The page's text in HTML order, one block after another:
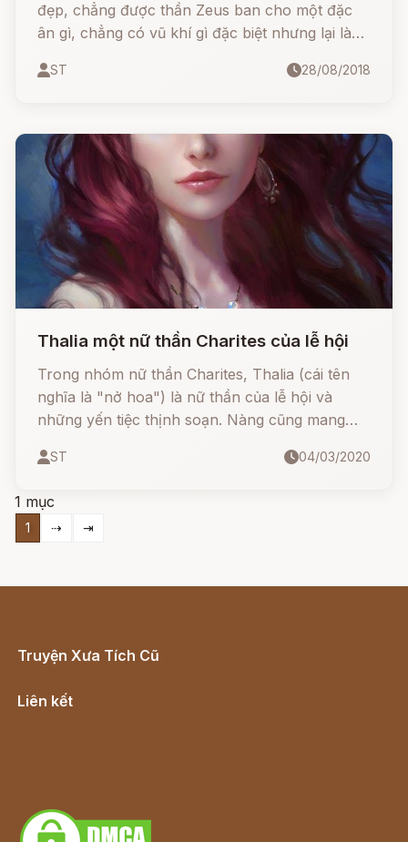
đẹp, chẳng được thần Zeus ban cho một đặc
ân gì, chẳng có vũ khí gì đặc biệt nhưng lại là
ST 28/08/2018
Thalia một nữ thần Charites của lễ hội
Trong nhóm nữ thần Charites, Thalia (cái tên
nghĩa là "nở hoa") là nữ thần của lễ hội và
những yến tiệc thịnh soạn. Nàng cũng mang
của thời kỳ thanh xuân.
ST 04/03/2020
1 mục
1 ⇢ ⇥
Truyện Xưa Tích Cũ
Liên kết